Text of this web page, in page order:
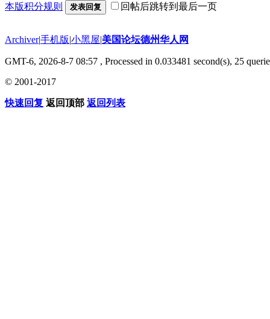
本版积分规则 发表回复 回帖后跳转到最后一页
Archiver|手机版|小黑屋|美国论坛德州华人网
GMT-6, 2026-8-7 08:57 , Processed in 0.033481 second(s), 25
© 2001-2017
快速回复 返回顶部 返回列表